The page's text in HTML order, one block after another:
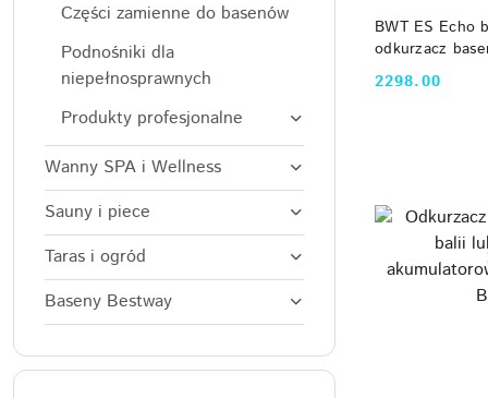
Części zamienne do basenów
Podnośniki dla
niepełnosprawnych
Produkty profesjonalne
Wanny SPA i Wellness
Sauny i piece
Taras i ogród
Baseny Bestway
BWT ES Echo
odkurzacz
ultradźwiękową
Cena:
2298.00